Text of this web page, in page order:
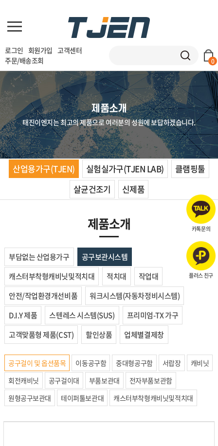
로그인 회원가입
고객센터
주문/배송조회
0
제품소개
태진이엔지는 최고의 제품으로 여러분의 성원에 보답하겠습니다.
산업용가구(TJEN) 실험실가구(TJEN LAB)
클램핑툴
살균건조기
신제품
제품소개
부담없는 산업용가구
공구보관시스템
캐스터부착형캐비닛및적치대
적치대
작업대
안전/작업환경개선비품
워크시스템(자동차정비시스템)
D.I.Y 제품
스텐레스 시스템(SUS)
프리미엄-TX 가구
고객맞품형 제품(CST)
할인상품 업체별결제창
공구걸이 및 옵션품목 이동공구함 중대형공구함 서랍장
캐비닛
회전캐비닛
공구걸이대 부품보관대
전자부품보관함
원형공구보관대
테이퍼툴보관대 캐스터부착형캐비닛및적치대
카톡문의
플러스 친구